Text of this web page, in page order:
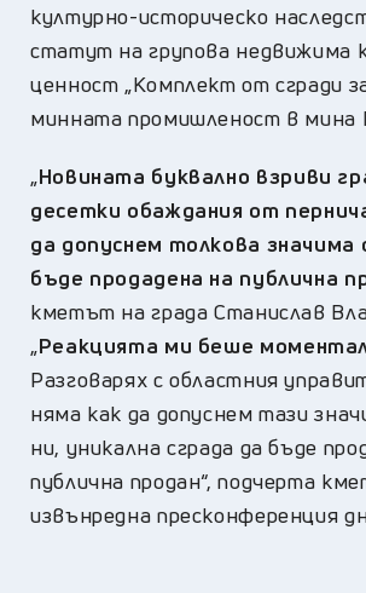
културно-историческо
статут на групова недвижима
ценност „Комплект от сгради
минната промишленост в мина
„Новината буквално взриви
десетки обаждания от
да допуснем толкова значима
бъде продадена на публична
кметът на града Станислав
„Реакцията ми беше
Разговарях с областния
няма как да допуснем тази
ни, уникална сграда да бъде
публична продан“, подчерта
извънредна пресконференция